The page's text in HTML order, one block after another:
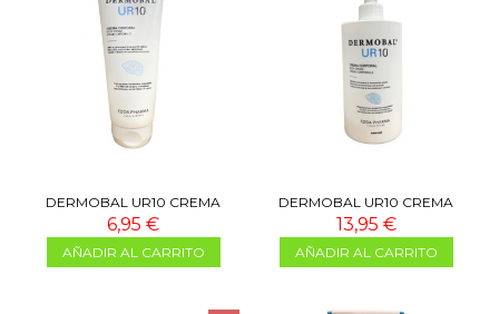
DERMOBAL UR10 CREMA
CORPORAL 200 ML
6,95 €
AÑADIR AL CARRITO
DERMOBAL UR10 CREMA
CORPORAL 500ML
13,95 €
AÑADIR AL CARRITO